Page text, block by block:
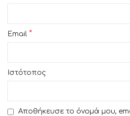
Email *
Ιστότοπος
Αποθήκευσε το όνομά μου,